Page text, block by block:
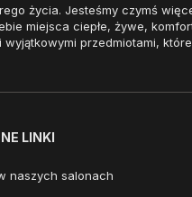
życia. Jesteśmy czymś
miejsca ciepłe, żywe,
przedmiotami,
LINKI
naszych salonach